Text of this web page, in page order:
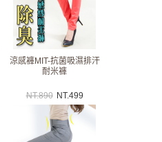
涼感褲MIT-抗菌吸濕排汗
耐米褲
NT.890 NT.499